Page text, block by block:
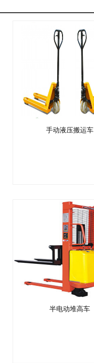
手动液压搬运车
半电动堆高车